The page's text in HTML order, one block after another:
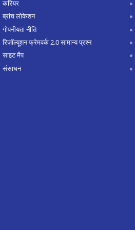
करियर
ब्रांच लोकेशन
गोपनीयता नीति
रिज़ॉल्यूशन फ्रेमवर्क 2.0 सामान्य प्रश्न
साइट मैप
संसाधन